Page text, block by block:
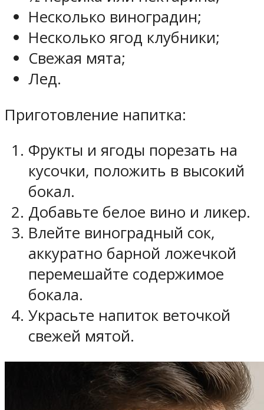
Несколько виноградин;
Несколько ягод клубники;
Свежая мята;
Лед.
Приготовление напитка:
Фрукты и ягоды порезать на
кусочки, положить в высокий
бокал.
Добавьте белое вино и ликер.
Влейте виноградный сок,
аккуратно барной ложечкой
перемешайте содержимое
бокала.
Украсьте напиток веточкой
свежей мятой.